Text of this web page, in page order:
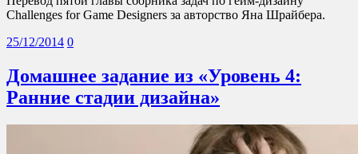
Challenges for Game Designers за авторство Яна Шрайбера.
25/12/2014 0
Домашнее задание из «Уровень 4:
Ранние стадии дизайна»